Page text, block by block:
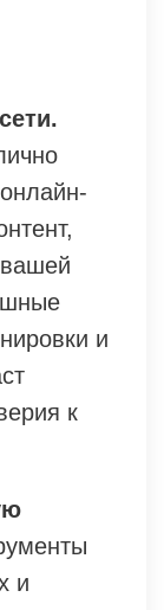
и
к
и